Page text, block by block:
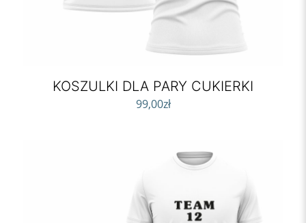
KOSZULKI DLA PARY CUKIERKI
99,00zł